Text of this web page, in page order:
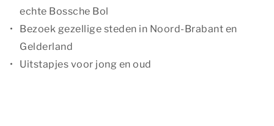
echte Bossche Bol
Bezoek gezellige steden in Noord-Brabant en
Gelderland
Uitstapjes voor jong en oud